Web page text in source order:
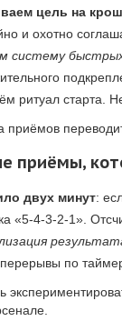
цель на
и охотно
систему
ритуал старта.
приёмов
приёмы,
двух минут:
«5-4-3-2-1».
по